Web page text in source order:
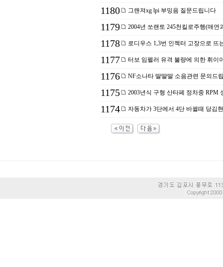
1180 그랜져xg lpi 부밍음 질문드립니다
1179 2004년 쏘랜토 245천킬로주행(매
1178 로디우스 1,3번 인젝터 고장으로 뜨
1177 터보 임펠러 유격 불량에 의한 휘이
1176 NF소나타 딸딸딸 소음관련 문의드
1175 2003년식 구형 산타페 정차중 RPM
1174 자동차가 3단에서 4단 바뀔때 당김